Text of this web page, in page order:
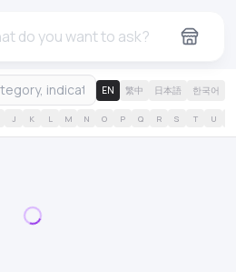
EN 繁中 日本語 한국어
J K L M N O P Q R S T U